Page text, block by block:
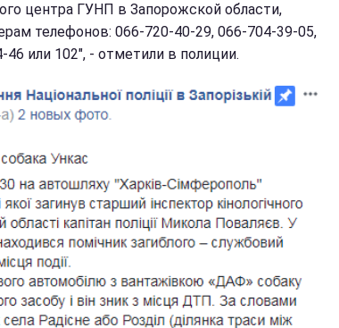
центра ГУНП в Запорожской области,
телефонов: 066-720-40-29, 066-704-39-05,
или 102", - отметили в полиции.